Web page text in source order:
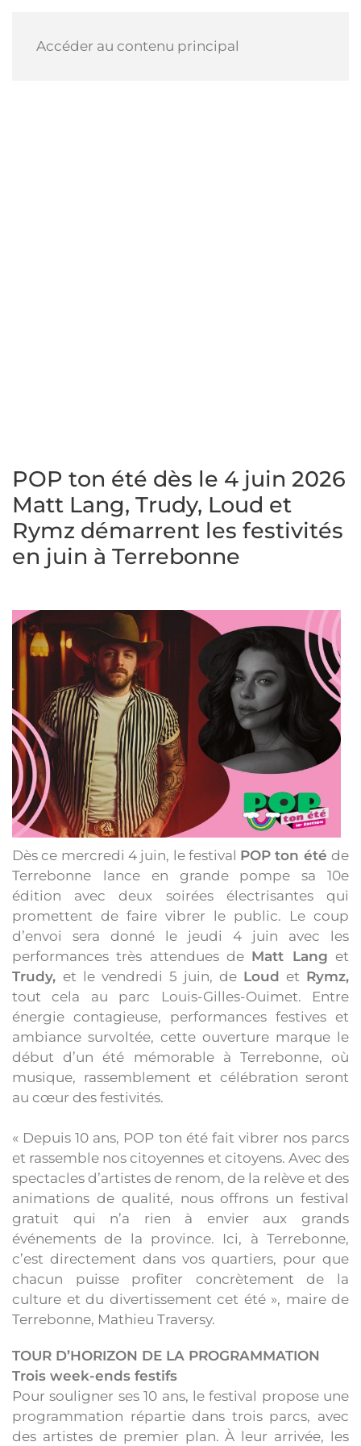
Accéder au contenu principal
POP ton été dès le 4 juin 2026
Matt Lang, Trudy, Loud et
Rymz démarrent les festivités
en juin à Terrebonne
Dès ce mercredi 4 juin, le festival POP ton étéde
Terrebonne
lance en grande pompe sa 10e
édition avec deux soirées électrisantes qui
promettent de faire vibrer le public. Le coup
d’envoi sera donné le jeudi 4 juin avec les
performances très attendues de Matt Lang et
Trudy, et le vendredi 5 juin, de Loud et Rymz,
tout cela au parc Louis-Gilles-Ouimet. Entre
énergie contagieuse, performances festives et
ambiance survoltée, cette ouverture marque le
début d’un été mémorable à Terrebonne, où
musique, rassemblement et célébration seront
au cœur des festivités.
« Depuis 10 ans, POP ton été fait vibrer nos parcs
et rassemble nos citoyennes et citoyens. Avec des
spectacles d’artistes de renom, de la relève et des
animations de qualité, nous offrons un festival
gratuit qui n’a rien à envier aux grands
événements de la province. Ici, à Terrebonne,
c’est directement dans vos quartiers, pour que
chacun puisse profiter concrètement de la
culture et du divertissement cet été », maire de
Terrebonne, Mathieu Traversy.
TOUR D’HORIZON DE LA PROGRAMMATION
Trois week-ends festifs
Pour souligner ses 10 ans, le festival propose une
programmation répartie dans trois parcs, avec
des artistes de premier plan. À leur arrivée, les